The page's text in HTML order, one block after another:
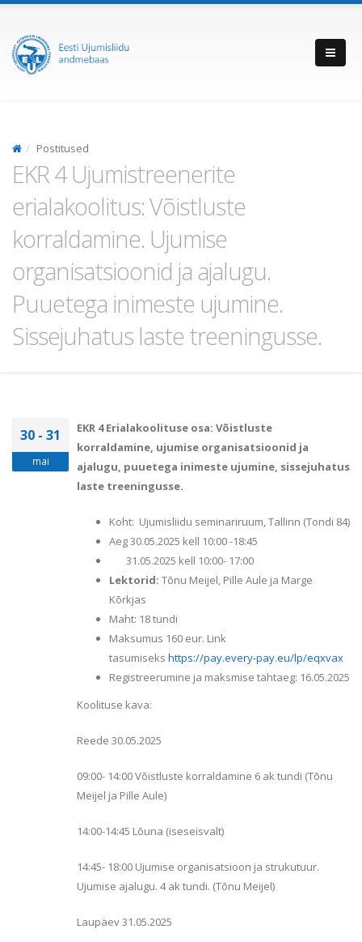
Postitused
EKR 4 Ujumistreenerite
erialakoolitus: Võistluste
korraldamine. Ujumise
organisatsioonid ja ajalugu.
Puuetega inimeste ujumine.
Sissejuhatus laste treeningusse.
30 - 31
mai
EKR 4 Erialakoolituse osa: Võistluste
korraldamine, ujumise organisatsioonid ja
ajalugu, puuetega inimeste ujumine, sissejuhatus
laste treeningusse.
Koht: Ujumisliidu seminariruum, Tallinn (Tondi 84)
Aeg 30.05.2025 kell 10:00 -18:45
31.05.2025 kell 10:00- 17:00
Lektorid: Tõnu Meijel, Pille Aule ja Marge
Kõrkjas
Maht: 18 tundi
Maksumus 160 eur. Link
tasumiseks https://pay.every-pay.eu/lp/eqxvax
Registreerumine ja maksmise tähtaeg: 16.05.2025
Koolituse kava:
Reede 30.05.2025
09:00- 14:00 Võistluste korraldamine 6 ak tundi (Tõnu
Meijel ja Pille Aule)
14:00-14:45 Lõuna (iseseisvalt)
14:45- 18:00 Ujumise organisatsioon ja strukutuur.
Ujumise ajalugu. 4 ak tundi. (Tõnu Meijel)
Laupäev 31.05.2025